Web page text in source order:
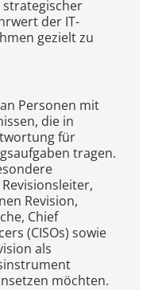
der IT-
gezielt zu
Personen mit
die in
für
tragen.
Revision,
Chief
(CISOs) sowie
als
möchten.